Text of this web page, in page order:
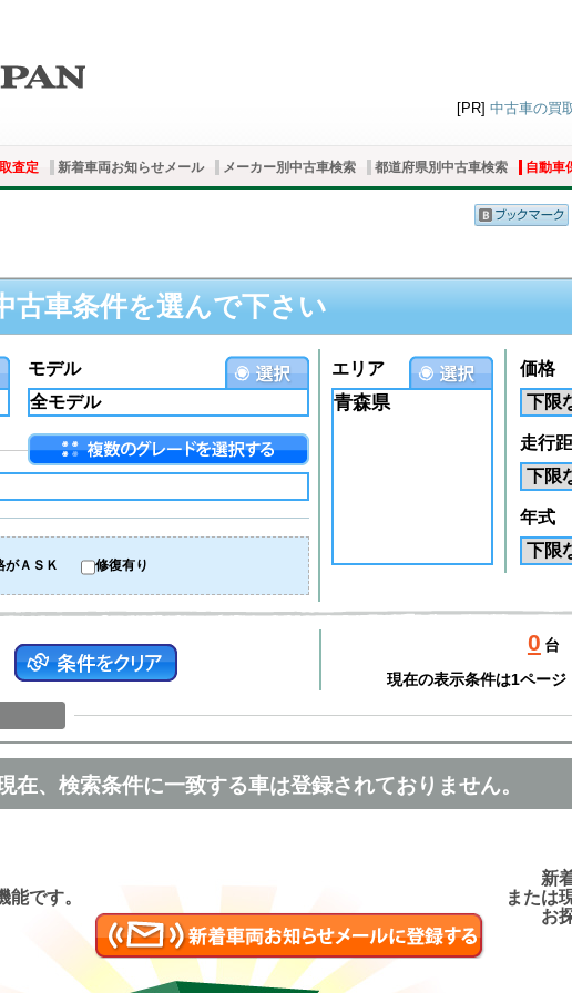
[PR] 中古車の買
査定 新着車両お知らせメール メーカー別中古車検索 都道府県別中古車検索 自動車
古車条件を選んで下さい
モデル
がＡＳＫ 修復有り
エリア
青森県
価格
走行
年式
0 台
現在の表示条件は1ページ
在、検索条件に一致する車は登録されておりません。
新
または
お
です。